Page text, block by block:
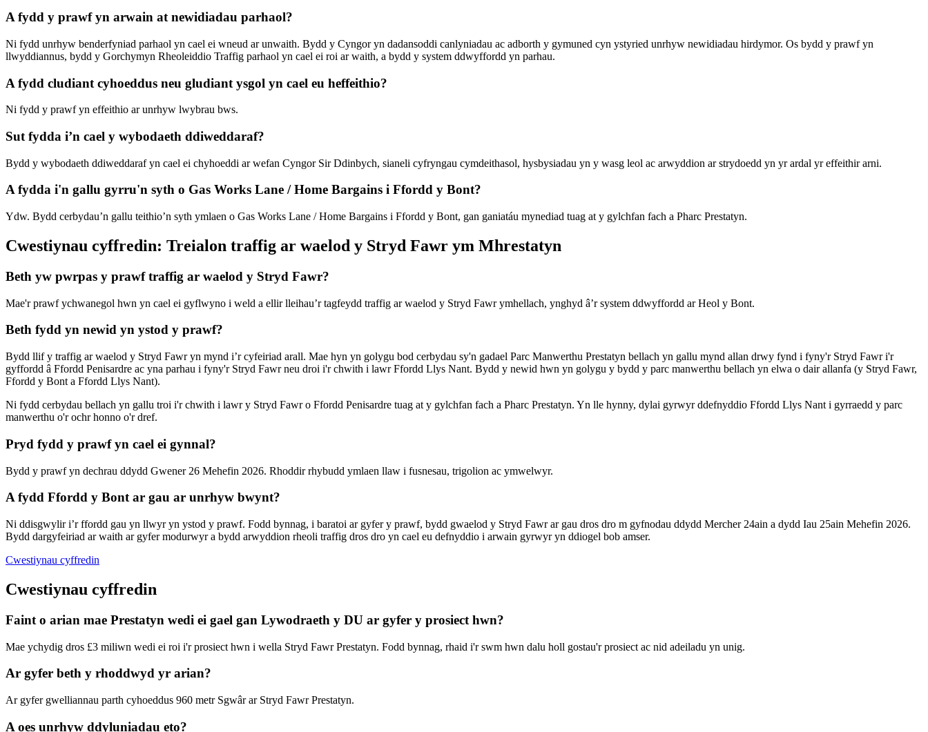
A fydd y prawf yn arwain at newidiadau parhaol?
Ni fydd unrhyw benderfyniad parhaol yn cael ei wneud ar unwaith. Bydd y Cyngor yn dadansoddi canlyniadau ac adborth y gymuned cyn ystyried unrhyw newidiadau hirdymor. Os bydd y prawf yn
llwyddiannus, bydd y Gorchymyn Rheoleiddio Traffig parhaol yn cael ei roi ar waith, a bydd y system ddwyffordd yn parhau.
A fydd cludiant cyhoeddus neu gludiant ysgol yn cael eu heffeithio?
Ni fydd y prawf yn effeithio ar unrhyw lwybrau bws.
Sut fydda i’n cael y wybodaeth ddiweddaraf?
Bydd y wybodaeth ddiweddaraf yn cael ei chyhoeddi ar wefan Cyngor Sir Ddinbych, sianeli cyfryngau cymdeithasol, hysbysiadau yn y wasg leol ac arwyddion ar strydoedd yn yr ardal yr effeithir arni.
A fydda i'n gallu gyrru'n syth o Gas Works Lane / Home Bargains i Ffordd y Bont?
Ydw. Bydd cerbydau’n gallu teithio’n syth ymlaen o Gas Works Lane / Home Bargains i Ffordd y Bont, gan ganiatáu mynediad tuag at y gylchfan fach a Pharc Prestatyn.
Cwestiynau cyffredin: Treialon traffig ar waelod y Stryd Fawr ym Mhrestatyn
Beth yw pwrpas y prawf traffig ar waelod y Stryd Fawr?
Mae'r prawf ychwanegol hwn yn cael ei gyflwyno i weld a ellir lleihau’r tagfeydd traffig ar waelod y Stryd Fawr ymhellach, ynghyd â’r system ddwyffordd ar Heol y Bont.
Beth fydd yn newid yn ystod y prawf?
Bydd llif y traffig ar waelod y Stryd Fawr yn mynd i’r cyfeiriad arall. Mae hyn yn golygu bod cerbydau sy'n gadael Parc Manwerthu Prestatyn bellach yn gallu mynd allan drwy fynd i fyny'r Stryd Fawr i'r
gyffordd â Ffordd Penisardre ac yna parhau i fyny'r Stryd Fawr neu droi i'r chwith i lawr Ffordd Llys Nant. Bydd y newid hwn yn golygu y bydd y parc manwerthu bellach yn elwa o dair allanfa (y Stryd Fawr,
Ffordd y Bont a Ffordd Llys Nant).
Ni fydd cerbydau bellach yn gallu troi i'r chwith i lawr y Stryd Fawr o Ffordd Penisardre tuag at y gylchfan fach a Pharc Prestatyn. Yn lle hynny, dylai gyrwyr ddefnyddio Ffordd Llys Nant i gyrraedd y parc
manwerthu o'r ochr honno o'r dref.
Pryd fydd y prawf yn cael ei gynnal?
Bydd y prawf yn dechrau ddydd Gwener 26 Mehefin 2026. Rhoddir rhybudd ymlaen llaw i fusnesau, trigolion ac ymwelwyr.
A fydd Ffordd y Bont ar gau ar unrhyw bwynt?
Ni ddisgwylir i’r ffordd gau yn llwyr yn ystod y prawf. Fodd bynnag, i baratoi ar gyfer y prawf, bydd gwaelod y Stryd Fawr ar gau dros dro m gyfnodau ddydd Mercher 24ain a dydd Iau 25ain Mehefin 2026.
Bydd dargyfeiriad ar waith ar gyfer modurwyr a bydd arwyddion rheoli traffig dros dro yn cael eu defnyddio i arwain gyrwyr yn ddiogel bob amser.
Cwestiynau cyffredin
Cwestiynau cyffredin
Faint o arian mae Prestatyn wedi ei gael gan Lywodraeth y DU ar gyfer y prosiect hwn?
Mae ychydig dros £3 miliwn wedi ei roi i'r prosiect hwn i wella Stryd Fawr Prestatyn. Fodd bynnag, rhaid i'r swm hwn dalu holl gostau'r prosiect ac nid adeiladu yn unig.
Ar gyfer beth y rhoddwyd yr arian?
Ar gyfer gwelliannau parth cyhoeddus 960 metr Sgwâr ar Stryd Fawr Prestatyn.
A oes unrhyw ddyluniadau eto?